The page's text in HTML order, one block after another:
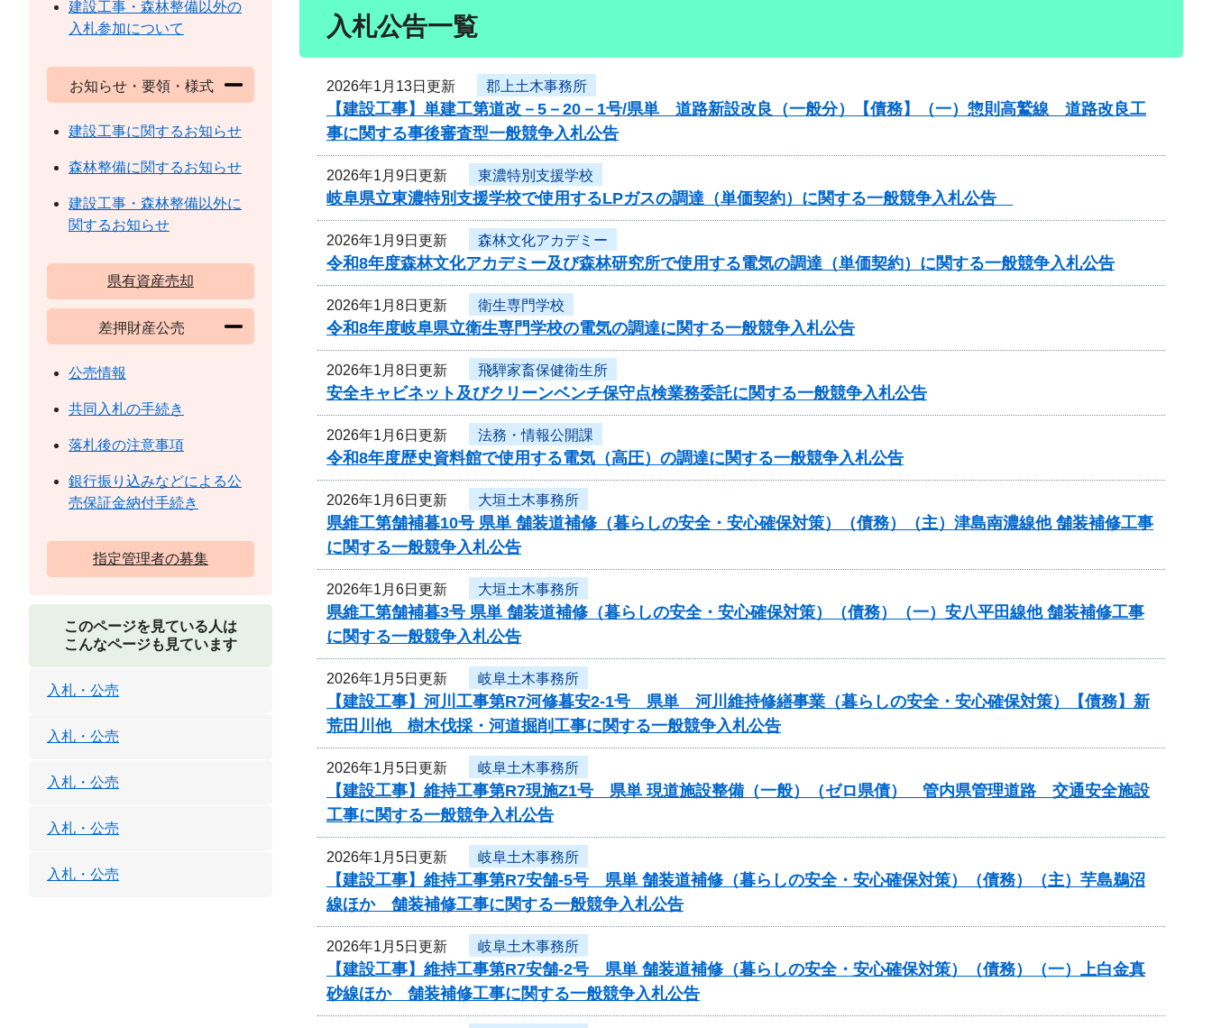
入札公告一覧
2026年1月13日更新 郡上土木事務所
【建設工事】単建工第道改－5－20－1号/県単 道路新設改良（一般分）【債務】（一）惣則高鷲線 道路改良工
事に関する事後審査型一般競争入札公告
2026年1月9日更新 東濃特別支援学校
岐阜県立東濃特別支援学校で使用するLPガスの調達（単価契約）に関する一般競争入札公告
2026年1月9日更新 森林文化アカデミー
令和8年度森林文化アカデミー及び森林研究所で使用する電気の調達（単価契約）に関する一般競争入札公告
2026年1月8日更新 衛生専門学校
令和8年度岐阜県立衛生専門学校の電気の調達に関する一般競争入札公告
2026年1月8日更新 飛騨家畜保健衛生所
安全キャビネット及びクリーンベンチ保守点検業務委託に関する一般競争入札公告
2026年1月6日更新 法務・情報公開課
令和8年度歴史資料館で使用する電気（高圧）の調達に関する一般競争入札公告
2026年1月6日更新 大垣土木事務所
県維工第舗補暮10号 県単 舗装道補修（暮らしの安全・安心確保対策）（債務）（主）津島南濃線他 舗装補修工事
に関する一般競争入札公告
2026年1月6日更新 大垣土木事務所
県維工第舗補暮3号 県単 舗装道補修（暮らしの安全・安心確保対策）（債務）（一）安八平田線他 舗装補修工事
に関する一般競争入札公告
2026年1月5日更新 岐阜土木事務所
【建設工事】河川工事第R7河修暮安2-1号 県単 河川維持修繕事業（暮らしの安全・安心確保対策）【債務】新
荒田川他 樹木伐採・河道掘削工事に関する一般競争入札公告
2026年1月5日更新 岐阜土木事務所
【建設工事】維持工事第R7現施Z1号 県単 現道施設整備（一般）（ゼロ県債） 管内県管理道路 交通安全施設
工事に関する一般競争入札公告
2026年1月5日更新 岐阜土木事務所
【建設工事】維持工事第R7安舗-5号 県単 舗装道補修（暮らしの安全・安心確保対策）（債務）（主）芋島鵜沼
線ほか 舗装補修工事に関する一般競争入札公告
2026年1月5日更新 岐阜土木事務所
【建設工事】維持工事第R7安舗-2号 県単 舗装道補修（暮らしの安全・安心確保対策）（債務）（一）上白金真
砂線ほか 舗装補修工事に関する一般競争入札公告
建設工事・森林整備以外の
入札参加について
お知らせ・要領・様式
建設工事に関するお知らせ
森林整備に関するお知らせ
建設工事・森林整備以外に
関するお知らせ
県有資産売却
差押財産公売
公売情報
共同入札の手続き
落札後の注意事項
銀行振り込みなどによる公
売保証金納付手続き
指定管理者の募集
このページを見ている人は
こんなページも見ています
入札・公売
入札・公売
入札・公売
入札・公売
入札・公売